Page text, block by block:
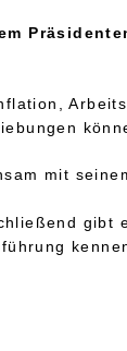
mit
gibt